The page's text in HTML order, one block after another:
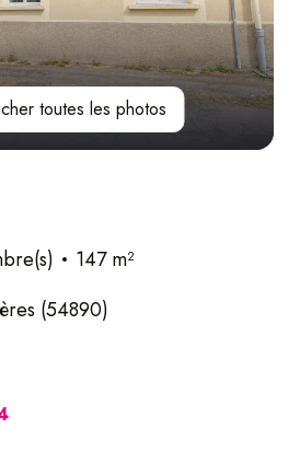
toutes les photos
147 m²
(54890)